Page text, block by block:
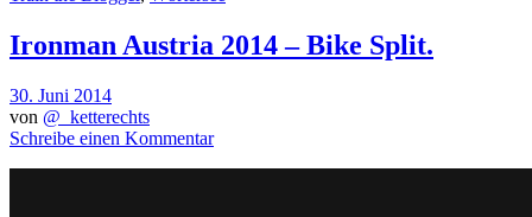
Ironman Austria 2014 – Bike Split.
30. Juni 2014
von @_ketterechts
Schreibe einen Kommentar